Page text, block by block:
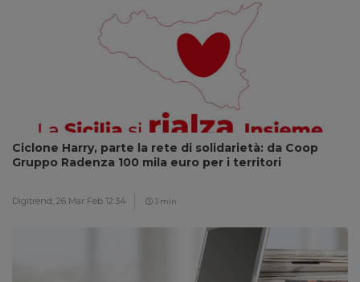
Ciclone Harry, parte la rete di solidarietà: da Coop
Gruppo Radenza 100 mila euro per i territori
Digitrend, 26 Mar Feb 12:34 3 min